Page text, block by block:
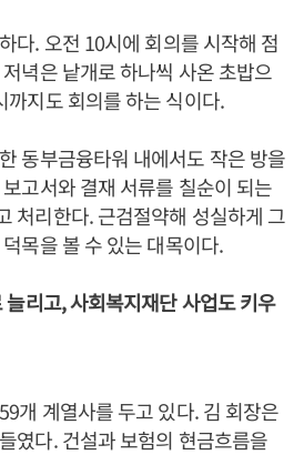
다. 오전 10시에 회의를 시작해 점
녁은 낱개로 하나씩 사온 초밥으
까지도 회의를 하는 식이다.
동부금융타워 내에서도 작은 방을
고서와 결재 서류를 칠순이 되는
처리한다. 근검절약해 성실하게 그
목을 볼 수 있는 대목이다.
리고, 사회복지재단 사업도 키우
개 계열사를 두고 있다. 김 회장은
였다. 건설과 보험의 현금흐름을